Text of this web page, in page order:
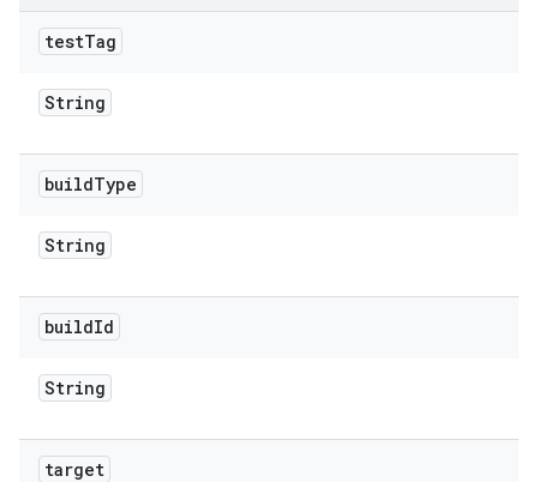
testTag
String
buildType
String
buildId
String
target